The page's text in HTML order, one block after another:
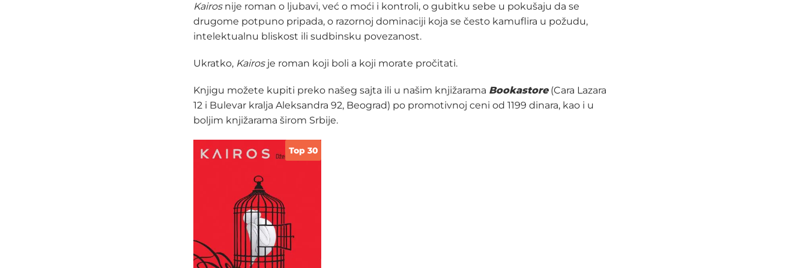
Kairosnije roman o ljubavi, već o moći i kontroli, o gubitku sebe u pokušaju da se
drugome potpuno pripada, o razornoj dominaciji koja se često kamuflira u požudu,
intelektualnu bliskost ili sudbinsku povezanost.
Ukratko, Kairosje roman koji boli a koji morate pročitati.
Knjigu možete kupiti preko našeg sajta ili u našim knjižarama Bookastore(Cara Lazara
12 i Bulevar kralja Aleksandra 92, Beograd) po promotivnoj ceni od 1199 dinara, kao i u
boljim knjižarama širom Srbije.
Top 30